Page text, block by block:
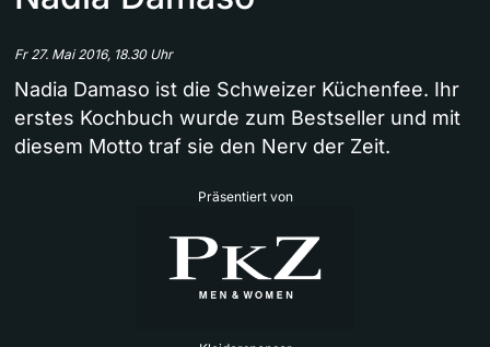
Fr 27. Mai 2016, 18.30 Uhr
Nadia Damaso ist die Schweizer Küchenfee. Ihr
erstes Kochbuch wurde zum Bestseller und mit
diesem Motto traf sie den Nerv der Zeit.
Präsentiert von